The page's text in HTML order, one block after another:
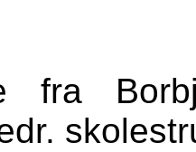
fra